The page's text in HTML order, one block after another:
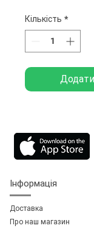
Кількість *
Інформація
Доставка
Про наш магазин